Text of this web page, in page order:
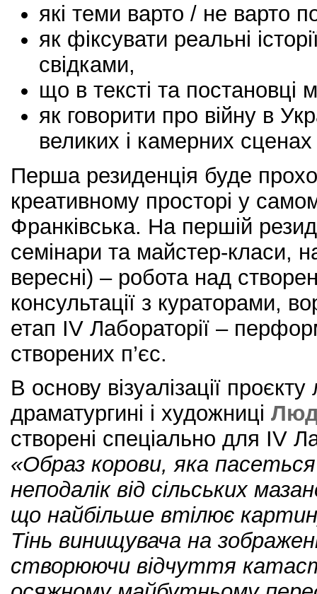
які теми варто / не варто
як фіксувати реальні
свідками,
що в тексті та постановці
як говорити про війну в
великих і камерних
Перша резиденція буде
креативному просторі у
Франківська. На першій
семінари та майстер-класи,
вересні) – робота над
консультації з кураторами,
етап IV Лабораторії –
створених п’єс.
В основу візуалізації
драматургині і художниці
створені спеціально для IV
«Образ корови, яка
неподалік від сільських
що найбільше втілює
Тінь винищувача на
створюючи відчуття